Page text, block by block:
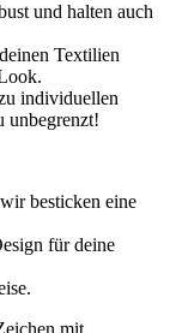
und halten auch
Textilien
individuellen
unbegrenzt!
besticken eine
für deine
mit